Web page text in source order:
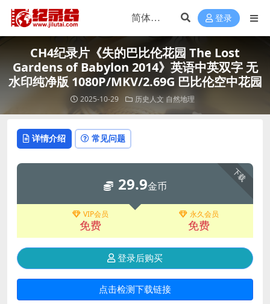
登录
CH4纪录片《失的巴比伦花园 The Lost
Gardens of Babylon 2014》英语中英双字 无
水印纯净版 1080P/MKV/2.69G 巴比伦空中花园
2025-10-29 历史人文 自然地理
详情介绍 常见问题
下载
29.9金币
VIP会员
免费
永久会员
免费
登录后购买
点击检测下载链接